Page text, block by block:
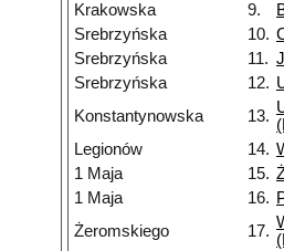
Krakowska
9.
Srebrzyńska
10.
Srebrzyńska
11.
Srebrzyńska
12.
Konstantynowska
13.
Legionów 14.
1 Maja
15.
1 Maja
16.
Żeromskiego
17.